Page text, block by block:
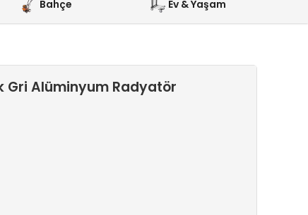
Bahçe Ev & Yaşam
Gri Alüminyum Radyatör